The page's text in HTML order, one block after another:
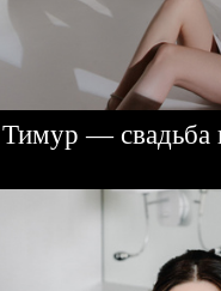
— свадьба